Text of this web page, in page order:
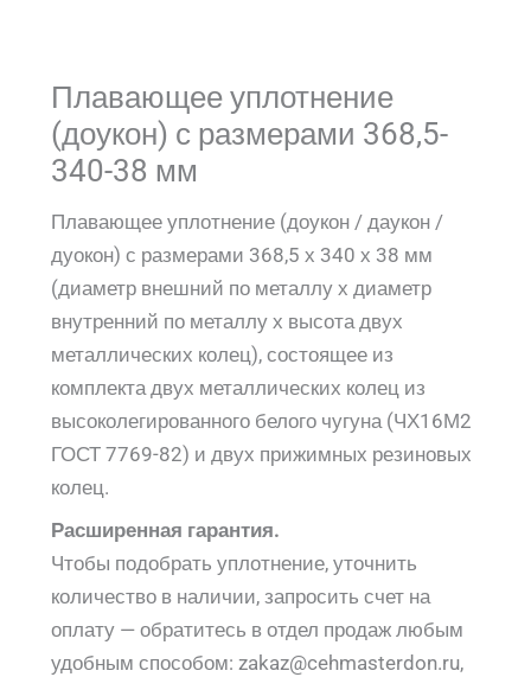
Плавающее уплотнение
(доукон) с размерами 368,5-
340-38 мм
Плавающее уплотнение (доукон / даукон /
дуокон) с размерами 368,5 х 340 х 38 мм
(диаметр внешний по металлу х диаметр
внутренний по металлу х высота двух
металлических колец), состоящее из
комплекта двух металлических колец из
высоколегированного белого чугуна (ЧХ16М2
ГОСТ 7769-82) и двух прижимных резиновых
колец.
Расширенная гарантия.
Чтобы подобрать уплотнение, уточнить
количество в наличии, запросить счет на
оплату — обратитесь в отдел продаж любым
удобным способом: zakaz@cehmasterdon.ru,